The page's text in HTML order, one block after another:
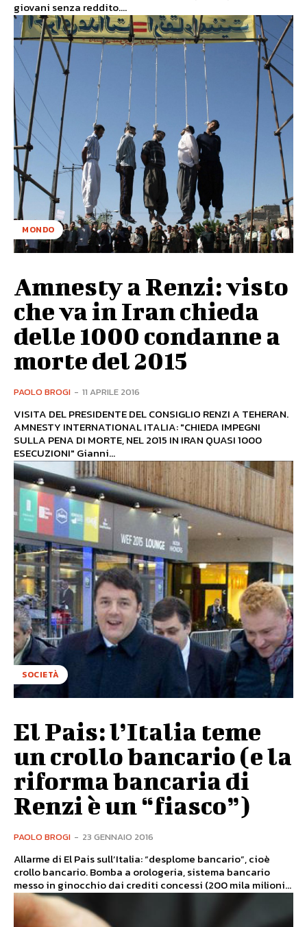
giovani senza reddito....
MONDO
Amnesty a Renzi: visto
che va in Iran chieda
delle 1000 condanne a
morte del 2015
PAOLO BROGI - 11 APRILE 2016
VISITA DEL PRESIDENTE DEL CONSIGLIO RENZI A TEHERAN.
AMNESTY INTERNATIONAL ITALIA: "CHIEDA IMPEGNI
SULLA PENA DI MORTE, NEL 2015 IN IRAN QUASI 1000
ESECUZIONI" Gianni...
SOCIETÀ
El Pais: l’Italia teme
un crollo bancario (e la
riforma bancaria di
Renzi è un “fiasco”)
PAOLO BROGI - 23 GENNAIO 2016
Allarme di El Pais sull’Italia: “desplome bancario”, cioè
crollo bancario. Bomba a orologeria, sistema bancario
messo in ginocchio dai crediti concessi (200 mila milioni...